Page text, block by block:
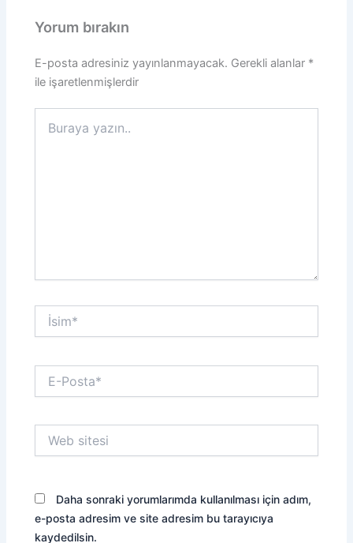
Yorum bırakın
E-posta adresiniz yayınlanmayacak. Gerekli alanlar *
ile işaretlenmişlerdir
yazın..
İsim*
Posta*
sitesi
Daha sonraki yorumlarımda kullanılması için adım,
e-posta adresim ve site adresim bu tarayıcıya
kaydedilsin.